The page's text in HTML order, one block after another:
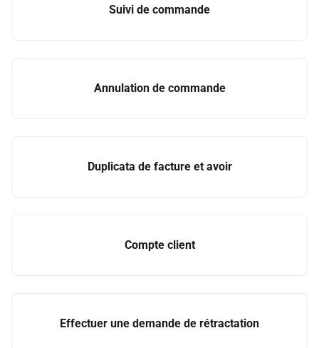
Suivi de commande
Annulation de commande
Duplicata de facture et avoir
Compte client
Effectuer une demande de rétractation